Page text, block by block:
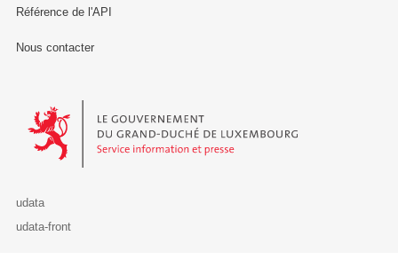
Référence de l'API
Nous contacter
Le Gouvernement du Grand-Duché de Luxembourg - Service
udata
udata-front